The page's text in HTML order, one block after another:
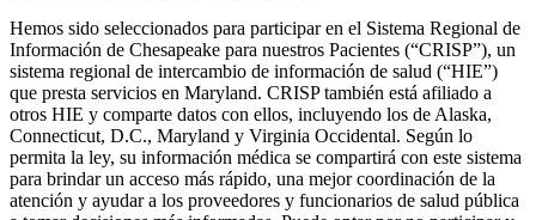
Hemos sido seleccionados para participar en el Sistema Regional de
Información de Chesapeake para nuestros Pacientes (“CRISP”), un
sistema regional de intercambio de información de salud (“HIE”)
que presta servicios en Maryland. CRISP también está afiliado a
otros HIE y comparte datos con ellos, incluyendo los de Alaska,
Connecticut, D.C., Maryland y Virginia Occidental. Según lo
permita la ley, su información médica se compartirá con este sistema
para brindar un acceso más rápido, una mejor coordinación de la
atención y ayudar a los proveedores y funcionarios de salud pública